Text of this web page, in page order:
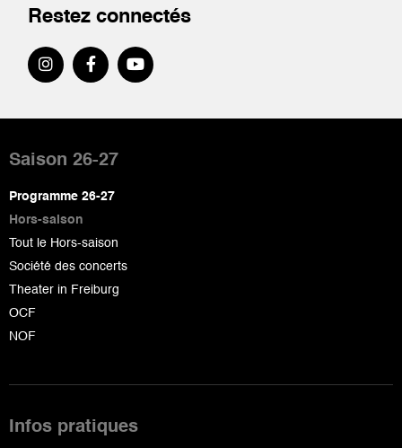
Restez connectés
de
page
Saison 26-27
Programme 26-27
Hors-saison
Tout le Hors-saison
Société des concerts
Theater in Freiburg
OCF
NOF
Infos pratiques